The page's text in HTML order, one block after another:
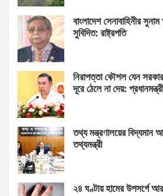
বাংলাদেশ সেনাবাহিনীর
সুবিদিত: রাষ্ট্রপতি
নিরাপত্তা কৌশল যেন
দূরে ঠেলে না দেয়: প্রধানমন্ত্রী
তথ্য মন্ত্রণালয়ের
তথ্যমন্ত্রী
২৪ ঘণ্টায় হামের উপসর্গে